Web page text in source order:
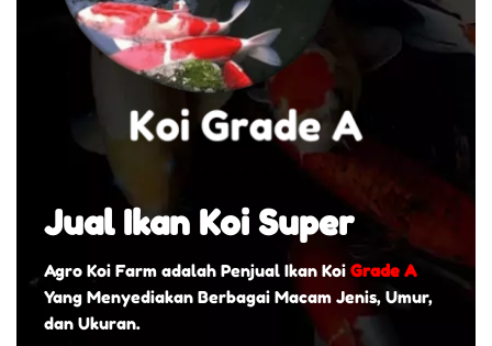
Jual Ikan Koi Super
Agro Koi Farm adalah Penjual Ikan Koi Grade A
Yang Menyediakan Berbagai Macam Jenis, Umur,
dan Ukuran.